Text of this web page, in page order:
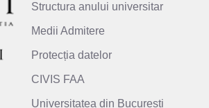
Structura anului universitar
Medii Admitere
Protecția datelor
CIVIS FAA
Universitatea din București